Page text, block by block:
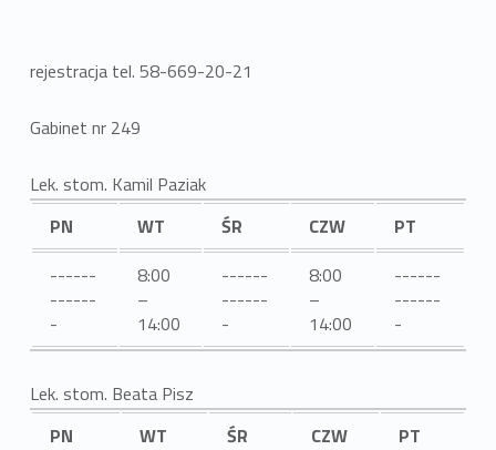
rejestracja tel. 58-669-20-21
Gabinet nr 249
Lek. stom. Kamil Paziak
PN
WT ŚR CZW
PT
------
------
-
8:00
–
14:00
------
------
-
8:00
–
14:00
------
------
-
Lek. stom. Beata Pisz
PN
WT ŚR CZW
PT